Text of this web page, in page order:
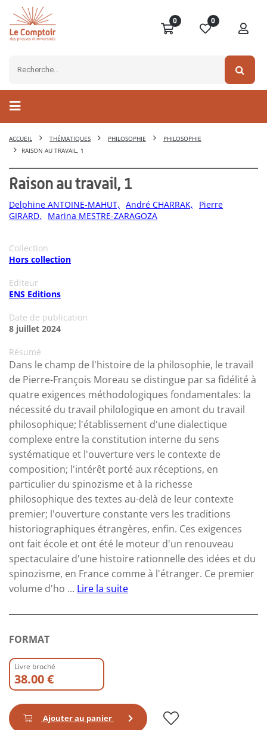
0 0
ACCUEIL THÉMATIQUES PHILOSOPHIE
PHILOSOPHIE
RAISON AU TRAVAIL, 1
Raison au travail, 1
Delphine ANTOINE-MAHUT, André CHARRAK,
Pierre
GIRARD,
Marina MESTRE-ZARAGOZA
Collection
Hors collection
Editeur
ENS Editions
Date de publication
8 juillet 2024
Résumé
Dans le champ de l'histoire de la philosophie, le travail
de Pierre-François Moreau se distingue par sa fidélité à
quatre exigences méthodologiques fondamentales: la
nécessité du travail philologique en amont du travail
philosophique; l'établissement d'une dialectique
complexe entre la constitution interne du sens
systématique et l'ouverture vers le contexte de
composition; l'intérêt porté aux réceptions, en
particulier du spinozisme et à la richesse
philosophique des textes au-delà de leur contexte
premier; l'ouverture constante vers les traditions
historiographiques étrangères, enfin. Ces exigences
ont fait école et ont été le moteur d'un renouveau
spectaculaire d'une histoire rationnelle des idées et du
spinozisme, en France comme à l'étranger. Ce premier
volume d'ho ... Lire la suite
FORMAT
Livre broché
38.00 €
Ajouter au panier